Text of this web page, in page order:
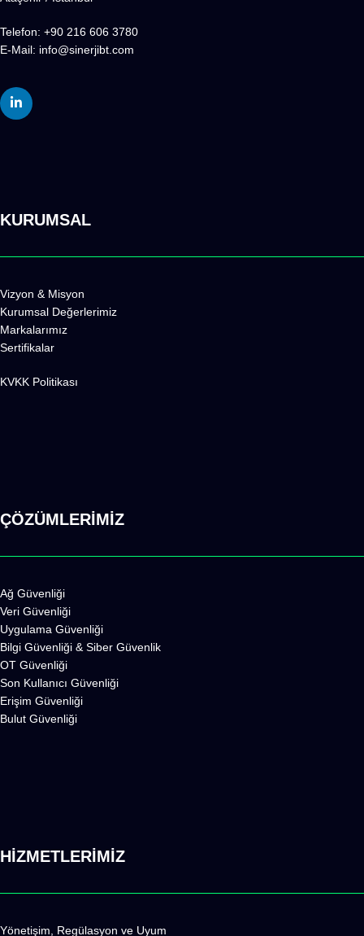
Telefon: +90 216 606 3780
E-Mail: info@sinerjibt.com
KURUMSAL
Vizyon & Misyon
Kurumsal Değerlerimiz
Markalarımız
Sertifikalar
KVKK Politikası
ÇÖZÜMLERİMİZ
Ağ Güvenliği
Veri Güvenliği
Uygulama Güvenliği
Bilgi Güvenliği & Siber Güvenlik
OT Güvenliği
Son Kullanıcı Güvenliği
Erişim Güvenliği
Bulut Güvenliği
HİZMETLERİMİZ
Yönetişim, Regülasyon ve Uyum